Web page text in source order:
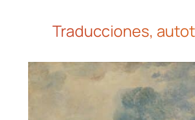
Traducciones,